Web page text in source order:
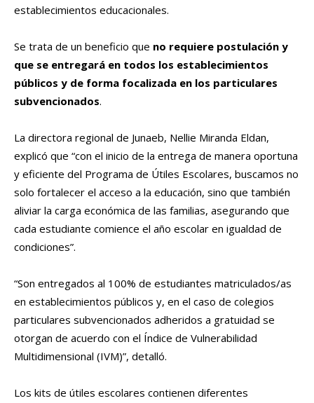
establecimientos educacionales.
Se trata de un beneficio que no requiere postulación y
que se entregará en todos los establecimientos
públicos y de forma focalizada en los particulares
subvencionados.
La directora regional de Junaeb, Nellie Miranda Eldan,
explicó que “con el inicio de la entrega de manera oportuna
y eficiente del Programa de Útiles Escolares, buscamos no
solo fortalecer el acceso a la educación, sino que también
aliviar la carga económica de las familias, asegurando que
cada estudiante comience el año escolar en igualdad de
condiciones”.
“Son entregados al 100% de estudiantes matriculados/as
en establecimientos públicos y, en el caso de colegios
particulares subvencionados adheridos a gratuidad se
otorgan de acuerdo con el Índice de Vulnerabilidad
Multidimensional (IVM)”, detalló.
Los kits de útiles escolares contienen diferentes